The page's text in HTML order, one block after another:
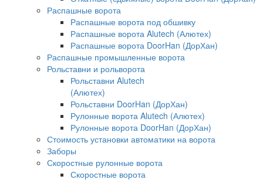
Распашные ворота
Распашные ворота под обшивку
Распашные ворота Alutech (Алютех)
Распашные ворота DoorHan (ДорХан)
Распашные промышленные ворота
Рольставни и рольворота
Рольставни Alutech
(Алютех)
Рольставни DoorHan (ДорХан)
Рулонные ворота Alutech (Алютех)
Рулонные ворота DoorHan (ДорХан)
Стоимость установки автоматики на ворота
Заборы
Скоростные рулонные ворота
Скоростные ворота